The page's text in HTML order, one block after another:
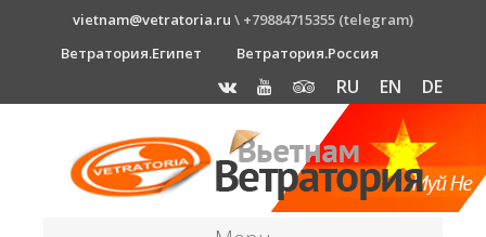
vietnam@vetratoria.ru \ +79884715355 (telegram)
Ветратория.Египет
Ветратория.Россия
RU EN DE